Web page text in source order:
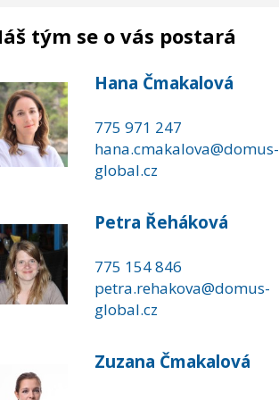
tým se o vás postará
Hana Čmakalová
775 971 247
hana.cmakalova@domus-
global.cz
Petra Řeháková
775 154 846
petra.rehakova@domus-
global.cz
Zuzana Čmakalová